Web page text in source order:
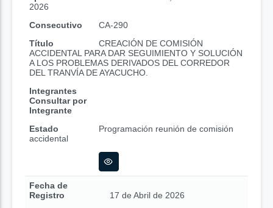
2026
Consecutivo
CA-290
Título
CREACIÓN DE COMISIÓN
ACCIDENTAL PARA DAR SEGUIMIENTO Y SOLUCIÓN
A LOS PROBLEMAS DERIVADOS DEL CORREDOR
DEL TRANVÍA DE AYACUCHO.
Integrantes
Consultar por
Integrante
Estado
Programación reunión de comisión
accidental
Fecha de
Registro
17 de Abril de 2026